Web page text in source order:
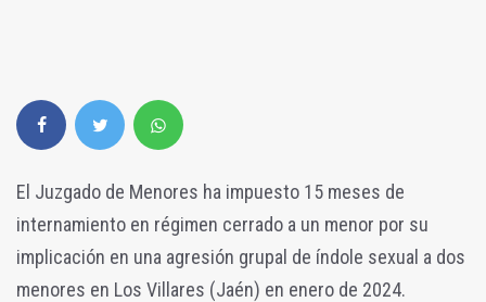
El Juzgado de Menores ha impuesto 15 meses de
internamiento en régimen cerrado a un menor por su
implicación en una agresión grupal de índole sexual a dos
menores en Los Villares (Jaén) en enero de 2024.